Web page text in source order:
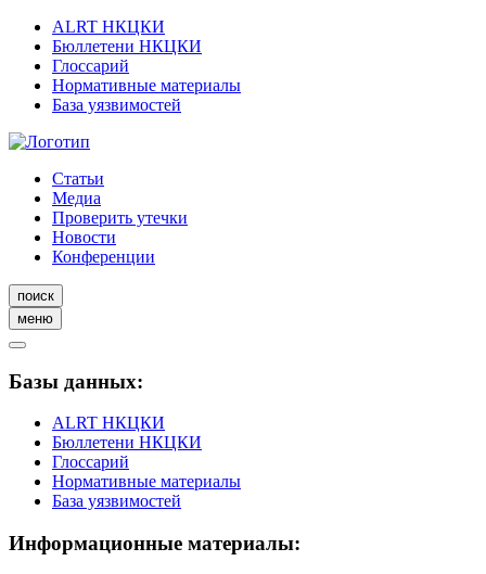
ALRT НКЦКИ
Бюллетени НКЦКИ
Глоссарий
Нормативные материалы
База уязвимостей
Статьи
Медиа
Проверить утечки
Новости
Конференции
поиск
меню
Базы данных:
ALRT НКЦКИ
Бюллетени НКЦКИ
Глоссарий
Нормативные материалы
База уязвимостей
Информационные материалы: